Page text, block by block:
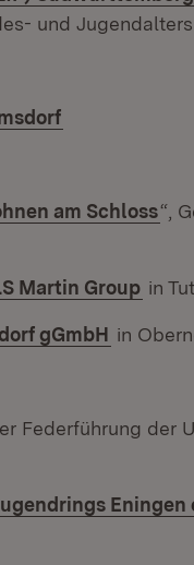
und
am Schloss“,
Martin Group in
gGmbH (Öffnet
in
in neuem
Federführung der
Eningen